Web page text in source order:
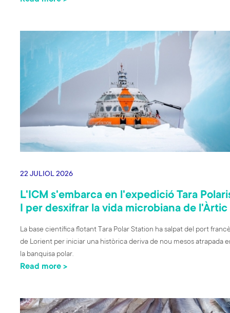
22 JULIOL 2026
L'ICM s'embarca en l'expedició Tara
I per desxifrar la vida microbiana de l'Àrtic
La base científica flotant Tara Polar Station ha salpat del port
de Lorient per iniciar una històrica deriva de nou mesos atrapada
la banquisa polar.
Read more >